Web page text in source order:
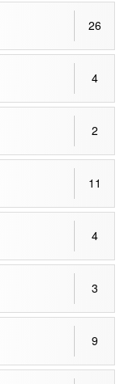
26
4
2
11
4
3
9